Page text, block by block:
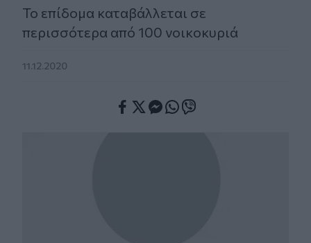
Το επίδομα καταβάλλεται σε
περισσότερα από 100 νοικοκυριά
11.12.2020